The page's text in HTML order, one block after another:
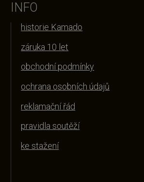
INFO
historie Kamado
záruka 10 let
obchodní podmínky
ochrana osobních údajů
reklamační řád
pravidla soutěží
ke stažení